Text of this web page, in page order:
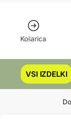
Košarica
VSI IZDELKI